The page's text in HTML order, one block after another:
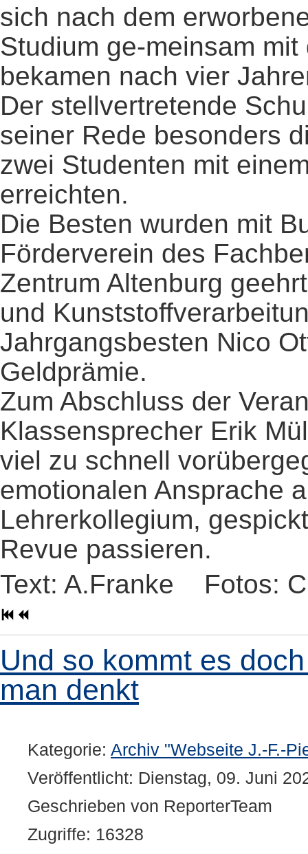
sich nach dem
Studium ge-meinsam
bekamen nach vier
Der stellvertretende
seiner Rede besonders
zwei Studenten mit
erreichten.
Die Besten wurden mit
Förderverein des
Zentrum Altenburg
und
Jahrgangsbesten Nico
Geldprämie.
Zum Abschluss der
Klassensprecher Erik
viel zu schnell
emotionalen Ansprache
Lehrerkollegium,
Revue passieren.
Text: A.Franke Fotos:
Und so kommt es
man denkt
Kategorie: Archiv "Webseite J.-F.-
Veröffentlicht: Dienstag, 09. Juni
Geschrieben von ReporterTeam
Zugriffe: 16328